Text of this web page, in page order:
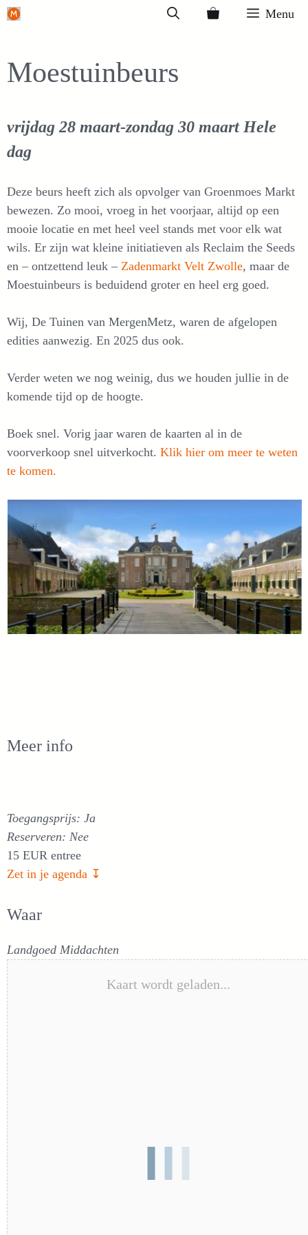
Ga
inhoud
Menu
Moestuinbeurs
vrijdag 28 maart-zondag 30 maart Hele
dag
Deze beurs heeft zich als opvolger van Groenmoes Markt
bewezen. Zo mooi, vroeg in het voorjaar, altijd op een
mooie locatie en met heel veel stands met voor elk wat
wils. Er zijn wat kleine initiatieven als Reclaim the Seeds
en – ontzettend leuk – Zadenmarkt Velt Zwolle, maar de
Moestuinbeurs is beduidend groter en heel erg goed.
Wij, De Tuinen van MergenMetz, waren de afgelopen
edities aanwezig. En 2025 dus ook.
Verder weten we nog weinig, dus we houden jullie in de
komende tijd op de hoogte.
Boek snel. Vorig jaar waren de kaarten al in de
voorverkoop snel uitverkocht. Klik hier om meer te weten
te komen.
Meer info
Toegangsprijs: Ja
Reserveren: Nee
15 EUR entree
Zet in je agenda ↧
Waar
Landgoed Middachten
Kaart wordt geladen...